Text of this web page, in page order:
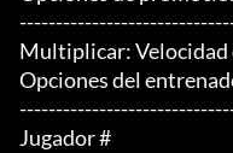
Multiplicar: Velocidad
Opciones del
Jugador #